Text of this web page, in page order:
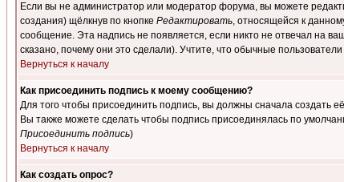
Если вы не администратор или модератор форума, вы можете
создания) щёлкнув по кнопке Редактировать, относящейся к
сообщение. Эта надпись не появляется, если никто не отвечал на
сказано, почему они это сделали). Учтите, что обычные
Вернуться к началу
Как присоединить подпись к моему сообщению?
Для того чтобы присоединить подпись, вы должны сначала создать
Вы также можете сделать чтобы подпись присоединялась по
Присоединить подпись)
Вернуться к началу
Как создать опрос?